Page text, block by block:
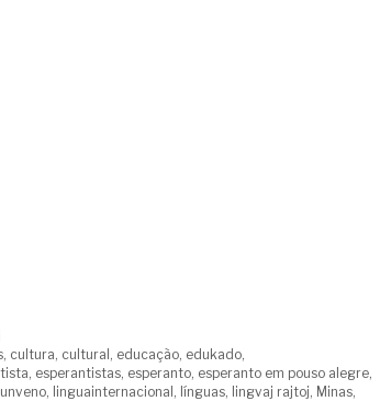
cultura cultural educação edukado
esperantistas esperanto esperanto em pouso alegre
linguainternacional línguas lingvaj rajtoj Minas